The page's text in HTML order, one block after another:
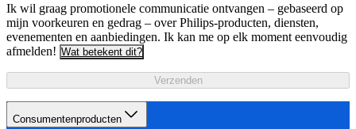
Ik wil graag promotionele communicatie ontvangen – gebaseerd op
mijn voorkeuren en gedrag – over Philips-producten, diensten,
evenementen en aanbiedingen. Ik kan me op elk moment eenvoudig
afmelden! Wat betekent dit?
Verzenden
Consumentenproducten